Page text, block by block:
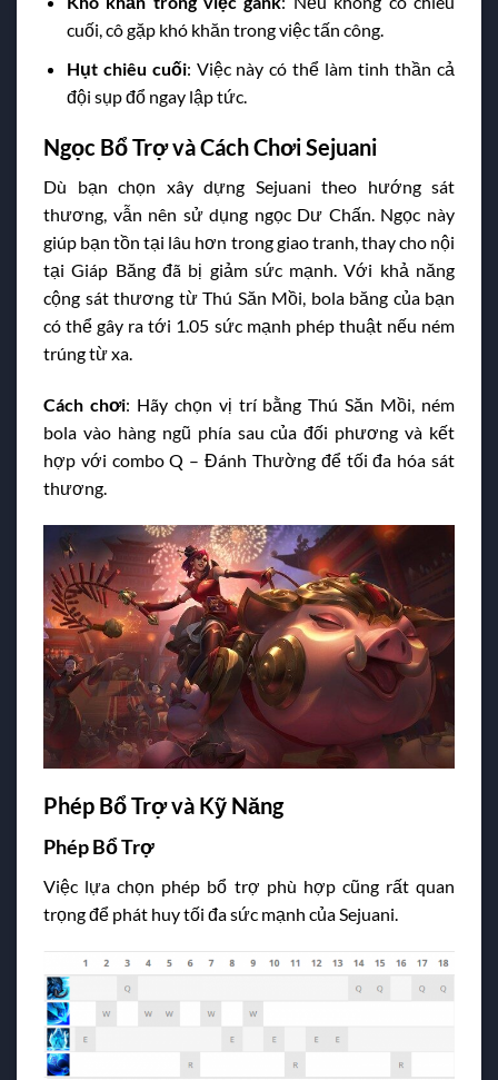
cuối, cô gặp khó khăn trong việc tấn công.
Hụt chiêu cuối: Việc này có thể làm tinh thần cả
đội sụp đổ ngay lập tức.
Ngọc Bổ Trợ và Cách Chơi Sejuani
Dù bạn chọn xây dựng Sejuani theo hướng sát
thương, vẫn nên sử dụng ngọc Dư Chấn. Ngọc này
giúp bạn tồn tại lâu hơn trong giao tranh, thay cho nội
tại Giáp Băng đã bị giảm sức mạnh. Với khả năng
cộng sát thương từ Thú Săn Mồi, bola băng của bạn
có thể gây ra tới 1.05 sức mạnh phép thuật nếu ném
trúng từ xa.
Cách chơi: Hãy chọn vị trí bằng Thú Săn Mồi, ném
bola vào hàng ngũ phía sau của đối phương và kết
hợp với combo Q – Đánh Thường để tối đa hóa sát
thương.
Phép Bổ Trợ và Kỹ Năng
Phép Bổ Trợ
Việc lựa chọn phép bổ trợ phù hợp cũng rất quan
trọng để phát huy tối đa sức mạnh của Sejuani.